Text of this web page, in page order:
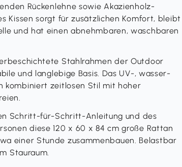
Rückenlehne sowie Akazienholz-
Kissen sorgt für zusätzlichen Komfort, bleibt
und hat einen abnehmbaren, waschbaren
Stahlrahmen der Outdoor
und langlebige Basis. Das UV-, wasser-
zeitlosen Stil mit hoher
Schritt-für-Schritt-Anleitung und des
diese 120 x 60 x 84 cm große Rattan
einer Stunde zusammenbauen. Belastbar
Stauraum.